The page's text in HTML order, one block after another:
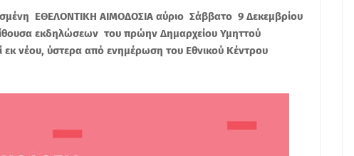
ΕΘΕΛΟΝΤΙΚΗ ΑΙΜΟΔΟΣΙΑ αύριο Σάββατο 9 Δεκεμβρίου
εκδηλώσεων του πρώην Δημαρχείου Υμηττού
νέου, ύστερα από ενημέρωση του Εθνικού Κέντρου